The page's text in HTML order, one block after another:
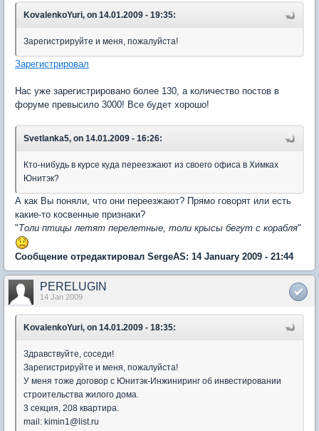
KovalenkoYuri, on 14.01.2009 - 19:35:
Зарегистрируйте и меня, пожалуйста!
Зарегистрировал
Нас уже зарегистрировано более 130, а количество постов в
форуме превысило 3000! Все будет хорошо!
Svetlanka5, on 14.01.2009 - 16:26:
Кто-нибудь в курсе куда переезжают из своего офиса в Химках
Юнитэк?
А как Вы поняли, что они переезжают? Прямо говорят или есть
какие-то косвенные признаки?
"Толи птицы летят перелетные, толи крысы бегут с корабля"
Сообщение отредактировал SergeAS: 14 January 2009 - 21:44
PERELUGIN
14 Jan 2009
KovalenkoYuri, on 14.01.2009 - 18:35:
Здравствуйте, соседи!
Зарегистрируйте и меня, пожалуйста!
У меня тоже договор с Юнитэк-Инжиниринг об инвестировании
строительства жилого дома.
3 секция, 208 квартира.
mail: kimin1@list.ru